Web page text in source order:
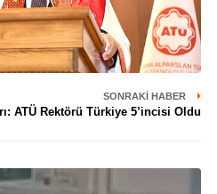
SONRAKI HABER
ATÜ Rektörü Türkiye 5’incisi Oldu